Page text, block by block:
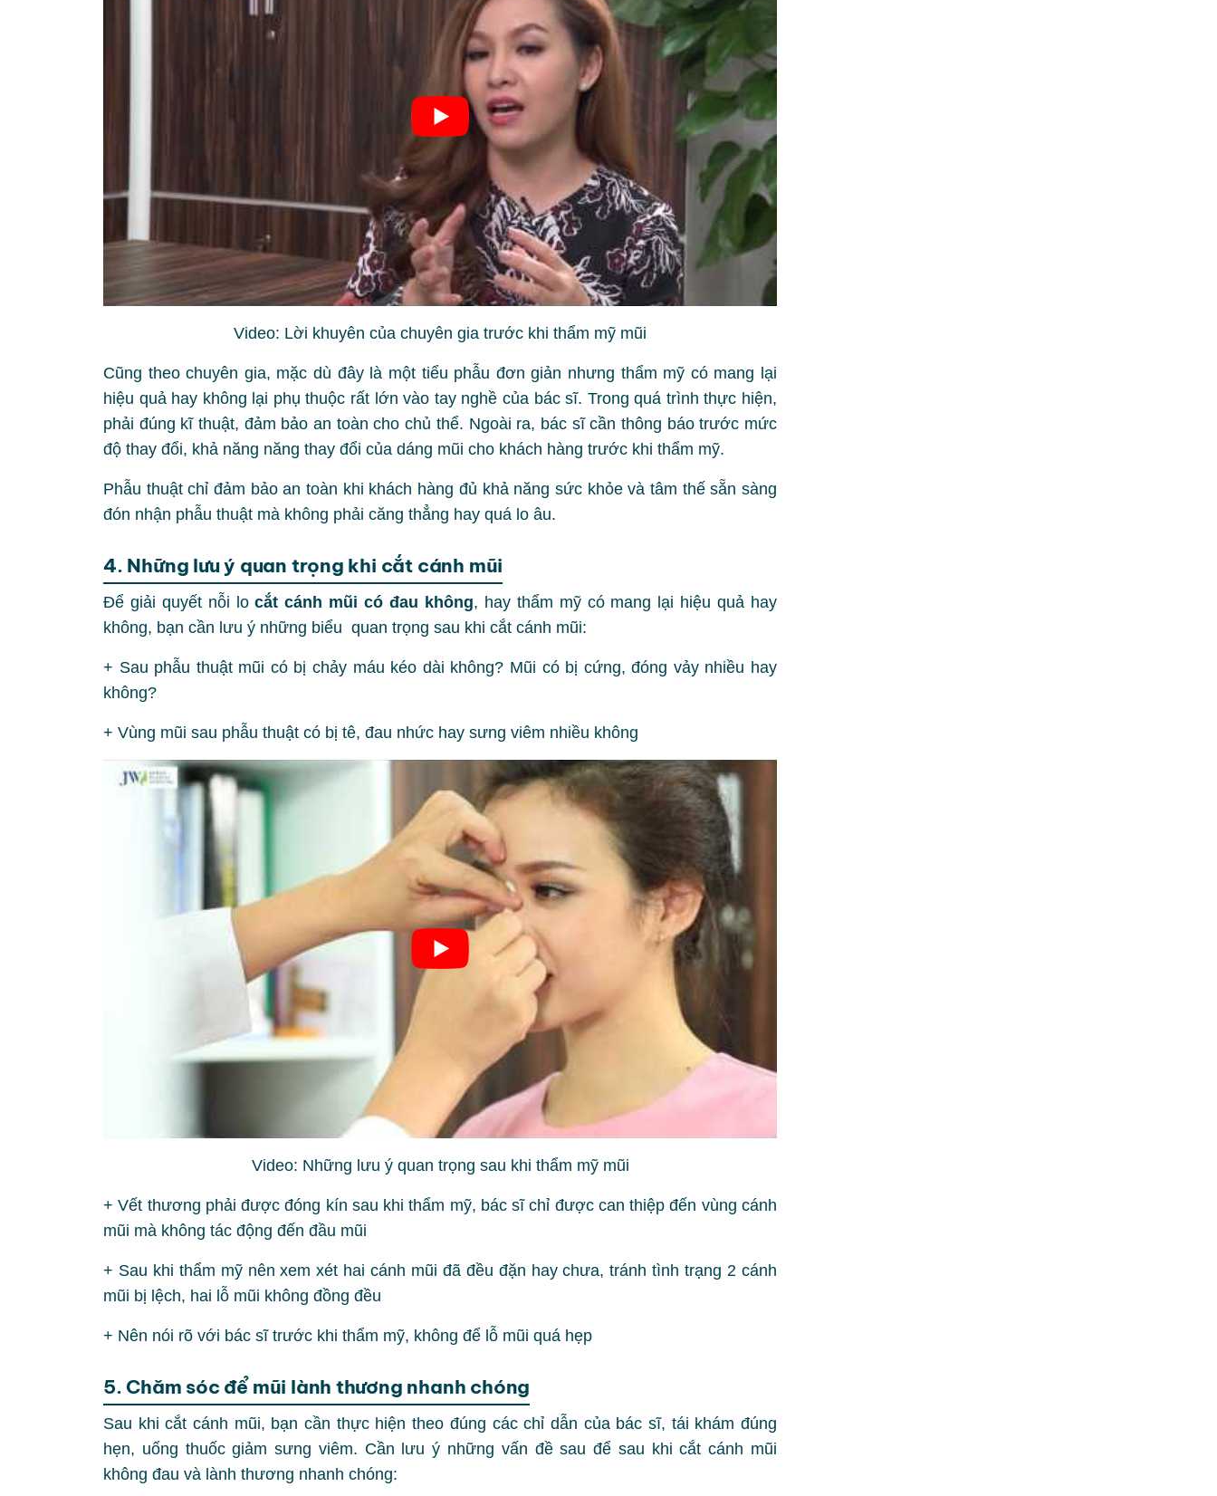
Video: Lời khuyên của chuyên gia trước khi thẩm mỹ mũi
Cũng theo chuyên gia, mặc dù đây là một tiểu phẫu đơn giản nhưng thẩm mỹ có mang lại
hiệu quả hay không lại phụ thuộc rất lớn vào tay nghề của bác sĩ. Trong quá trình thực hiện,
phải đúng kĩ thuật, đảm bảo an toàn cho chủ thể. Ngoài ra, bác sĩ cần thông báo trước mức
độ thay đổi, khả năng năng thay đổi của dáng mũi cho khách hàng trước khi thẩm mỹ.
Phẫu thuật chỉ đảm bảo an toàn khi khách hàng đủ khả năng sức khỏe và tâm thế sẵn sàng
đón nhận phẫu thuật mà không phải căng thẳng hay quá lo âu.
4. Những lưu ý quan trọng khi cắt cánh mũi
Để giải quyết nỗi locắt cánh mũi có đau không, hay thẩm mỹ có mang lại hiệu quả hay
không, bạn cần lưu ý những biểu quan trọng sau khi cắt cánh mũi:
+ Sau phẫu thuật mũi có bị chảy máu kéo dài không? Mũi có bị cứng, đóng vảy nhiều hay
không?
+ Vùng mũi sau phẫu thuật có bị tê, đau nhức hay sưng viêm nhiều không
Video: Những lưu ý quan trọng sau khi thẩm mỹ mũi
+ Vết thương phải được đóng kín sau khi thẩm mỹ, bác sĩ chỉ được can thiệp đến vùng cánh
mũi mà không tác động đến đầu mũi
+ Sau khi thẩm mỹ nên xem xét hai cánh mũi đã đều đặn hay chưa, tránh tình trạng 2 cánh
mũi bị lệch, hai lỗ mũi không đồng đều
+ Nên nói rõ với bác sĩ trước khi thẩm mỹ, không để lỗ mũi quá hẹp
5. Chăm sóc để mũi lành thương nhanh chóng
Sau khi cắt cánh mũi, bạn cần thực hiện theo đúng các chỉ dẫn của bác sĩ, tái khám đúng
hẹn, uống thuốc giảm sưng viêm. Cần lưu ý những vấn đề sau để sau khi cắt cánh mũi
không đau và lành thương nhanh chóng: